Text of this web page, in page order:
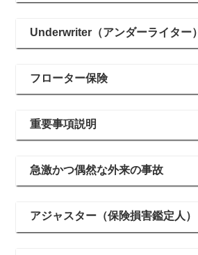
Underwriter（アンダーライター）
フローター保険
重要事項説明
急激かつ偶然な外来の事故
アジャスター（保険損害鑑定人）